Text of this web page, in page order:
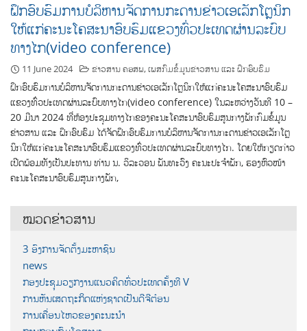
ຝຶກອົບຮົມການບໍລິຫານຈັດການກະດານຂ່າວເອເລັກໂຕຼນິກ
ໃຫ້ແກ່ຄະນະໂຄສະນາອົບຮົມແຂວງທົ່ວປະເທດຜ່ານລະບົບ
ທາງໄກ(video conference)
11 June 2024 ຂ່າວສານ ຄອສພ,ເພສກົມຂໍ້ມູນຂ່າວສານ ແລະ ຝຶກອົບຮົມ
ຝຶກອົບຮົມການບໍລິຫານຈັດການກະດານຂ່າວເອເລັກໂຕຼນິກໃຫ້ແກ່ຄະນະໂຄສະນາອົບຮົມ
ແຂວງທົ່ວປະເທດຜ່ານລະບົບທາງໄກ(video conference) ໃນລະຫວ່າງວັນທີ 10 –
20 ມີນາ 2024 ທີ່ຫ້ອງປະຊຸມທາງໄກຂອງຄະນະໂຄສະນາອົບຮົມສູນກາງພັກກົມຂໍ້ມູນ
ຂ່າວສານ ແລະ ຝຶກອົບຮົມ ໄດ້ຈັດຝຶກອົບຮົມການບໍລິຫານຈັດການກະດານຂ່າວເອເລັກໂຕຼ
ນິກໃຫ້ແກ່ຄະນະໂຄສະນາອົບຮົມແຂວງທົ່ວປະເທດຜ່ານລະບົບທາງໄກ. ໂດຍໃຫ້ກຽດກ່າວ
ເປີດພ້ອມທັງເປັນປະທານ ທ່ານ ນ. ວິລະວອນ ພັນທະວົງ ຄະນະປະຈຳພັກ, ຮອງຫົວໜ້າ
ຄະນະໂຄສະນາອົບຮົມສູນກາງພັກ,
ໝວດຂ່າວສານ
3 ອົງການຈັດຕັ້ງມະຫາຊົນ
news
ກອງປະຊຸມວຽກງານແນວຄິດທົ່ວປະເທດຄັ້ງທີ V
ການຫັນເສດຖະກິດແຫ່ງຊາດເປັນດີຈີຕ໋ອນ
ການເຄື່ອນໄຫວຂອງຄະນະນຳ